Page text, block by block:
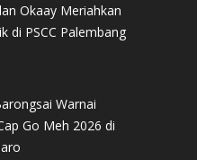
Okaay Meriahkan
di PSCC Palembang
Warnai
Go Meh 2026 di